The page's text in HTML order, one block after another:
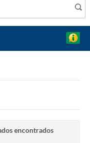
encontrados